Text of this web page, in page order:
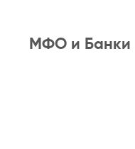
МФО и Банки